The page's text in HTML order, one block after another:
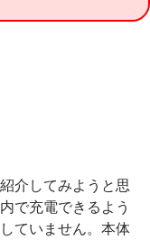
介してみようと思
で充電できるよう
ていません。本体